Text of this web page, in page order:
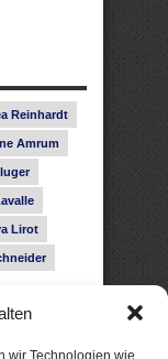
wir Technologien wie
Reinhardt
Amrum
Lirot
J. Vellguth